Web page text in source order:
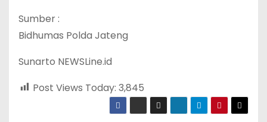
Sumber :
Bidhumas Polda Jateng
Sunarto NEWSLine.id
Post Views Today: 3,845